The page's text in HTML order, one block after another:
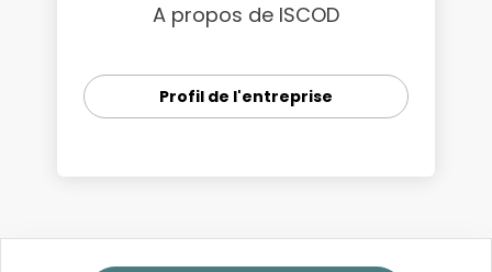
A propos de ISCOD
Profil de l'entreprise